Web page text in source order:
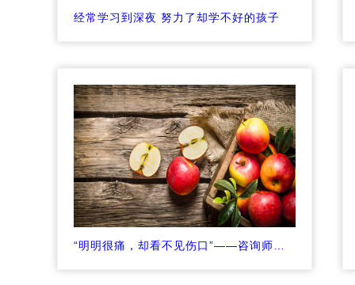
经常学习到深夜 努力了却学不好的孩子